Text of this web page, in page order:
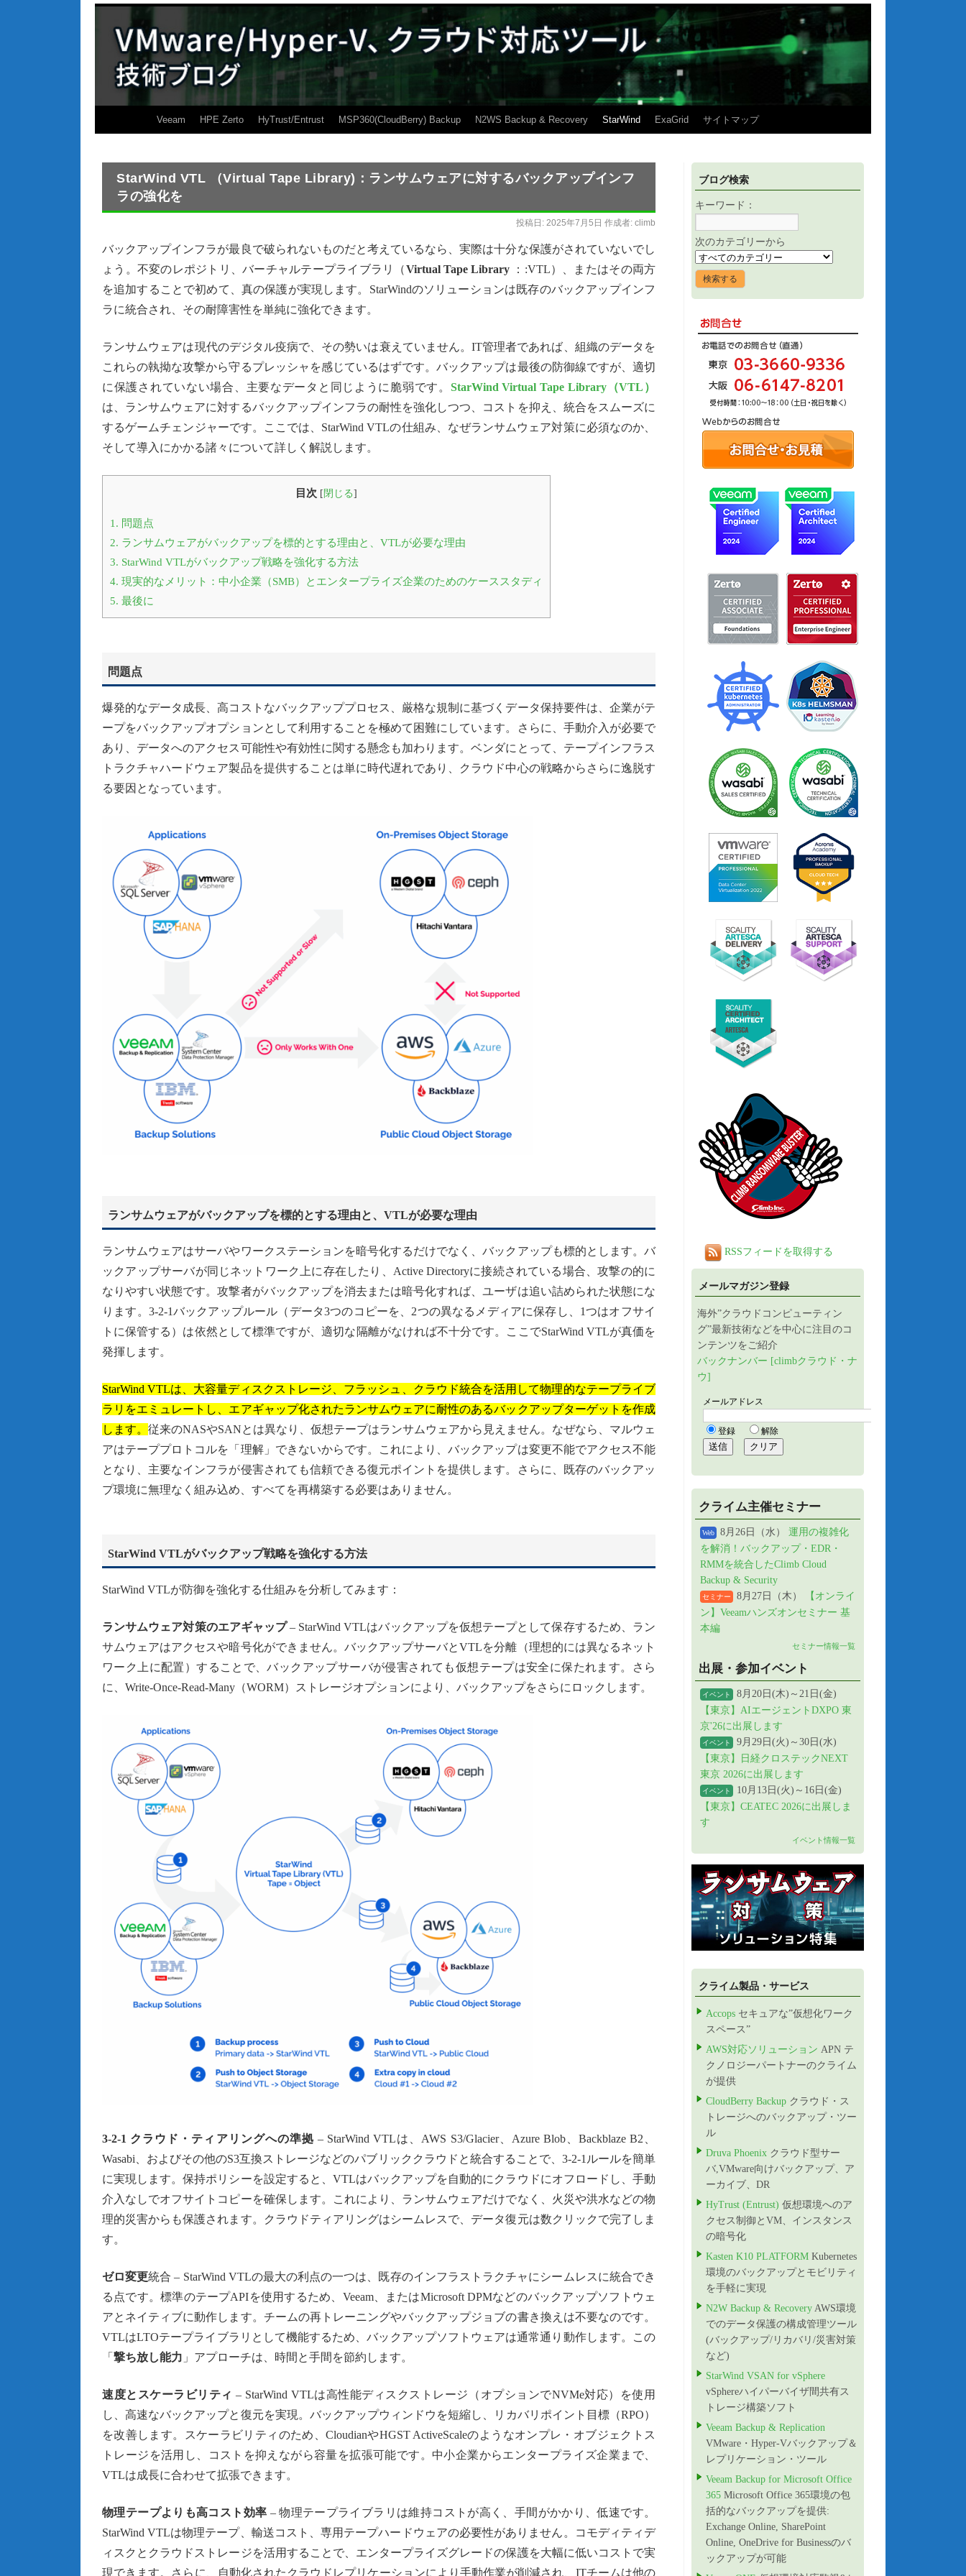
Veeam HPE Zerto HyTrust/Entrust MSP360(CloudBerry) Backup N2WS Backup & Recovery StarWind ExaGrid サイトマップ
StarWind VTL （Virtual Tape Library)：ランサムウェアに対するバックアップインフ
ラの強化を
投稿日: 2025年7月5日 作成者: climb
バックアップインフラが最良で破られないものだと考えているなら、実際は十分な保護がされていないでし
ょう。不変のレポジトリ、バーチャルテープライブラリ（Virtual Tape Library
：:VTL）、またはその両方
を追加することで初めて、真の保護が実現します。StarWindのソリューションは既存のバックアップインフ
ラに統合され、その耐障害性を単純に強化できます。
ランサムウェアは現代のデジタル疫病で、その勢いは衰えていません。IT管理者であれば、組織のデータを
これらの執拗な攻撃から守るプレッシャを感じているはずです。バックアップは最後の防御線ですが、適切
に保護されていない場合、主要なデータと同じように脆弱です。 StarWind Virtual Tape Library（VTL）
は、ランサムウェアに対するバックアップインフラの耐性を強化しつつ、コストを抑え、統合をスムーズに
するゲームチェンジャーです。ここでは、StarWind VTLの仕組み、なぜランサムウェア対策に必須なのか、
そして導入にかかる諸々について詳しく解説します。
目次 [ 閉じる]
1. 問題点
2. ランサムウェアがバックアップを標的とする理由と、VTLが必要な理由
3. StarWind VTLがバックアップ戦略を強化する方法
4. 現実的なメリット：中小企業（SMB）とエンタープライズ企業のためのケーススタディ
5. 最後に
問題点
爆発的なデータ成長、高コストなバックアッププロセス、厳格な規制に基づくデータ保持要件は、企業がテ
ープをバックアップオプションとして利用することを極めて困難にしています。さらに、手動介入が必要で
あり、データへのアクセス可能性や有効性に関する懸念も加わります。ベンダにとって、テープインフラス
トラクチャハードウェア製品を提供することは単に時代遅れであり、クラウド中心の戦略からさらに逸脱す
る要因となっています。
ランサムウェアがバックアップを標的とする理由と、VTLが必要な理由
ランサムウェアはサーバやワークステーションを暗号化するだけでなく、バックアップも標的とします。バ
ックアップサーバが同じネットワーク上に存在したり、Active Directoryに接続されている場合、攻撃の的に
なりやすい状態です。攻撃者がバックアップを消去または暗号化すれば、ユーザは追い詰められた状態にな
ります。3-2-1バックアップルール（データ3つのコピーを、2つの異なるメディアに保存し、1つはオフサイ
トに保管する）は依然として標準ですが、適切な隔離がなければ不十分です。ここでStarWind VTLが真価を
発揮します。
StarWind VTLは、大容量ディスクストレージ、フラッシュ、クラウド統合を活用して物理的なテープライブ
ラリをエミュレートし、エアギャップ化されたランサムウェアに耐性のあるバックアップターゲットを作成
します。 従来のNASやSANとは異なり、仮想テープはランサムウェアから見えません。なぜなら、マルウェ
アはテーププロトコルを「理解」できないからです。これにより、バックアップは変更不能でアクセス不能
となり、主要なインフラが侵害されても信頼できる復元ポイントを提供します。さらに、既存のバックアッ
プ環境に無理なく組み込め、すべてを再構築する必要はありません。
StarWind VTLがバックアップ戦略を強化する方法
StarWind VTLが防御を強化する仕組みを分析してみます：
ランサムウェア対策のエアギャップ– StarWind VTLはバックアップを仮想テープとして保存するため、ラン
サムウェアはアクセスや暗号化ができません。バックアップサーバとVTLを分離（理想的には異なるネット
ワーク上に配置）することで、バックアップサーバが侵害されても仮想テープは安全に保たれます。さら
に、Write-Once-Read-Many（WORM）ストレージオプションにより、バックアップをさらにロックします。
3-2-1 クラウド・ティアリングへの準拠 – StarWind VTLは、AWS S3/Glacier、Azure Blob、Backblaze B2、
Wasabi、およびその他のS3互換ストレージなどのパブリッククラウドと統合することで、3-2-1ルールを簡単
に実現します。保持ポリシーを設定すると、VTLはバックアップを自動的にクラウドにオフロードし、手動
介入なしでオフサイトコピーを確保します。これにより、ランサムウェアだけでなく、火災や洪水などの物
理的災害からも保護されます。クラウドティアリングはシームレスで、データ復元は数クリックで完了しま
す。
ゼロ変更統合 – StarWind VTLの最大の利点の一つは、既存のインフラストラクチャにシームレスに統合でき
る点です。標準のテープAPIを使用するため、Veeam、またはMicrosoft DPMなどのバックアップソフトウェ
アとネイティブに動作します。チームの再トレーニングやバックアップジョブの書き換えは不要なのです。
VTLはLTOテープライブラリとして機能するため、バックアップソフトウェアは通常通り動作します。この
「 撃ち放し能力 」アプローチは、時間と手間を節約します。
速度とスケーラビリティ – StarWind VTLは高性能ディスクストレージ（オプションでNVMe対応）を使用
し、高速なバックアップと復元を実現。バックアップウィンドウを短縮し、リカバリポイント目標（RPO）
を改善します。スケーラビリティのため、CloudianやHGST ActiveScaleのようなオンプレ・オブジェクトス
トレージを活用し、コストを抑えながら容量を拡張可能です。中小企業からエンタープライズ企業まで、
VTLは成長に合わせて拡張できます。
物理テープよりも高コスト効率 – 物理テープライブラリは維持コストが高く、手間がかかり、低速です。
StarWind VTLは物理テープ、輸送コスト、専用テープハードウェアの必要性がありません。コモディティデ
ィスクとクラウドストレージを活用することで、エンタープライズグレードの保護を大幅に低いコストで実
現できます。さらに、自動化されたクラウドレプリケーションにより手動作業が削減され、ITチームは他の
ブログ検索
キーワード：
次のカテゴリーから
RSSフィードを取得する
メールマガジン登録
海外”クラウドコンピューティン
グ”最新技術などを中心に注目のコ
ンテンツをご紹介
バックナンバー [climbクラウド・ナ
ウ]
クライム主催セミナー
Web 8月26日（水） 運用の複雑化
を解消！バックアップ・EDR・
RMMを統合したClimb Cloud
Backup & Security
セミナー 8月27日（木）
【オンライ
ン】Veeamハンズオンセミナー 基
本編
セミナー情報一覧
出展・参加イベント
イベント
8月20日(木)～21日(金)
【東京】AIエージェントDXPO 東
京'26に出展します
イベント
9月29日(火)～30日(水)
【東京】日経クロステックNEXT
東京 2026に出展します
イベント
10月13日(火)～16日(金)
【東京】CEATEC 2026に出展しま
す
イベント情報一覧
クライム製品・サービス
Accops セキュアな”仮想化ワーク
スペース”
AWS対応ソリューション APN テ
クノロジーパートナーのクライム
が提供
CloudBerry Backup クラウド・ス
トレージへのバックアップ・ツー
ル
Druva Phoenix クラウド型サー
バ,VMware向けバックアップ、ア
ーカイブ、DR
HyTrust (Entrust) 仮想環境へのア
クセス制御とVM、インスタンス
の暗号化
Kasten K10 PLATFORM Kubernetes
環境のバックアップとモビリティ
を手軽に実現
N2W Backup & Recovery AWS環境
でのデータ保護の構成管理ツール
(バックアップ/リカバリ/災害対策
など)
StarWind VSAN for vSphere
vSphereハイパーバイザ間共有ス
トレージ構築ソフト
Veeam Backup & Replication
VMware・Hyper-Vバックアップ＆
レプリケーション・ツール
Veeam Backup for Microsoft Office
365 Microsoft Office 365環境の包
括的なバックアップを提供:
Exchange Online, SharePoint
Online, OneDrive for Businessのバ
ックアップが可能